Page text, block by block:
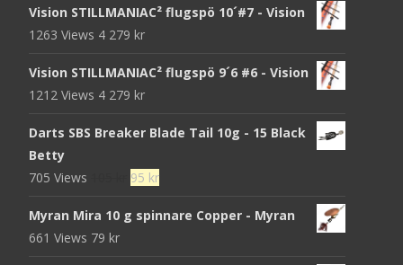
Vision STILLMANIAC² flugspö 10´#7 - Vision
1263 Views 4 279 kr
Vision STILLMANIAC² flugspö 9´6 #6 - Vision
1212 Views 4 279 kr
Darts SBS Breaker Blade Tail 10g - 15 Black
Betty
705 Views
Det
priset
95 krDet
priset
Myran Mira 10 g spinnare Copper - Myran
661 Views 79 kr